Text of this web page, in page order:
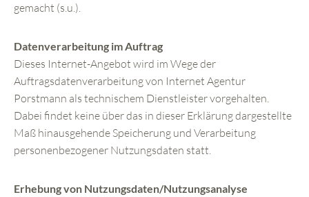
gemacht (s.u.).
Datenverarbeitung im Auftrag
Dieses Internet-Angebot wird im Wege der
Auftragsdatenverarbeitung von Internet Agentur
Porstmann als technischem Dienstleister vorgehalten.
Dabei findet keine über das in dieser Erklärung dargestellte
Maß hinausgehende Speicherung und Verarbeitung
personenbezogener Nutzungsdaten statt.
Erhebung von Nutzungsdaten/Nutzungsanalyse